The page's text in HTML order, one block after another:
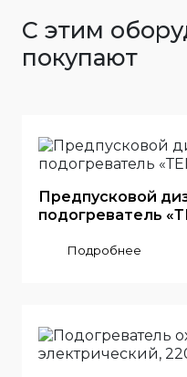
С этим
покупают
Предпусковой
подогреватель
Подробнее